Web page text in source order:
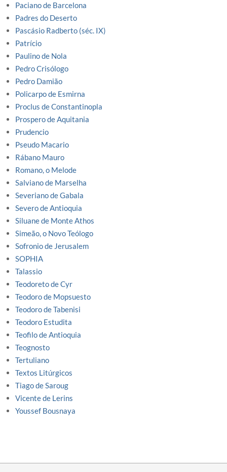
Paciano de Barcelona
Padres do Deserto
Pascásio Radberto (séc. IX)
Patrício
Paulino de Nola
Pedro Crisólogo
Pedro Damião
Policarpo de Esmirna
Proclus de Constantinopla
Prospero de Aquitania
Prudencio
Pseudo Macario
Rábano Mauro
Romano, o Melode
Salviano de Marselha
Severiano de Gabala
Severo de Antioquia
Siluane de Monte Athos
Simeão, o Novo Teólogo
Sofronio de Jerusalem
SOPHIA
Talassio
Teodoreto de Cyr
Teodoro de Mopsuesto
Teodoro de Tabenisi
Teodoro Estudita
Teofilo de Antioquia
Teognosto
Tertuliano
Textos Litúrgicos
Tiago de Saroug
Vicente de Lerins
Youssef Bousnaya